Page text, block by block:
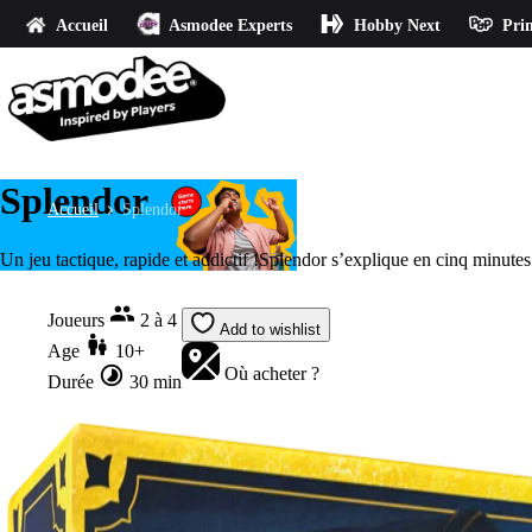
Accueil Asmodee Experts Hobby Next
Accueil Splendor
Splendor
Un jeu tactique, rapide et addictif !Splendor s’explique en cinq
Joueurs
2 à 4
Age
10+
Durée
30 min
Add to wishlist
Où acheter ?